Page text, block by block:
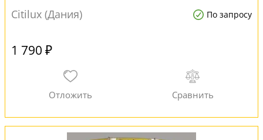
Citilux (Дания)
По запросу
1 790 ₽